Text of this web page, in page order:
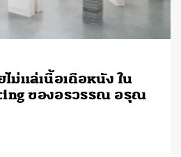
ม่แล่เนื้อเถือหนัง ใน
ของอรวรรณ อรุณ